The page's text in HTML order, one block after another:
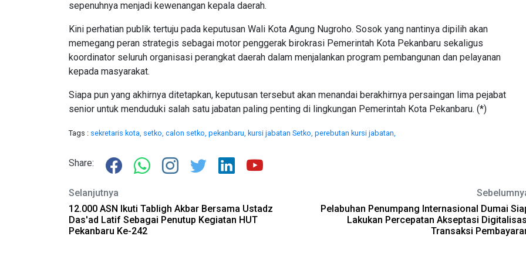
sepenuhnya menjadi kewenangan kepala daerah.
Kini perhatian publik tertuju pada keputusan Wali Kota Agung Nugroho. Sosok yang nantinya dipilih akan
memegang peran strategis sebagai motor penggerak birokrasi Pemerintah Kota Pekanbaru sekaligus
koordinator seluruh organisasi perangkat daerah dalam menjalankan program pembangunan dan pelayanan
kepada masyarakat.
Siapa pun yang akhirnya ditetapkan, keputusan tersebut akan menandai berakhirnya persaingan lima pejabat
senior untuk menduduki salah satu jabatan paling penting di lingkungan Pemerintah Kota Pekanbaru. (*)
Tags : sekretaris kota, setko, calon setko, pekanbaru, kursi jabatan Setko, perebutan kursi jabatan,
Share:
Selanjutnya
12.000 ASN Ikuti Tabligh Akbar Bersama Ustadz
Das'ad Latif Sebagai Penutup Kegiatan HUT
Pekanbaru Ke-242
Pelabuhan Penumpang Internasional Dumai
Lakukan Percepatan Akseptasi
Transaksi